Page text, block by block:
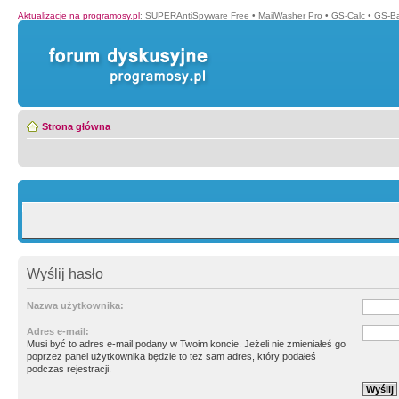
Aktualizacje na programosy.pl: SUPERAntiSpyware Free • MailWasher Pro • GS-Calc • GS-
Strona główna
Wyślij hasło
Nazwa użytkownika:
Adres e-mail:
Musi być to adres e-mail podany w Twoim koncie. Jeżeli nie zmieniałeś go
poprzez panel użytkownika będzie to tez sam adres, który podałeś
podczas rejestracji.